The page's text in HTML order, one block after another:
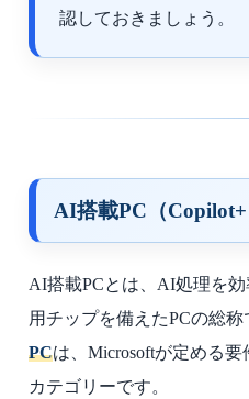
認しておきましょう。
AI搭載PC（Copilot+
AI搭載PCとは、AI処理を
用チップを備えたPCの総
PCは、Microsoftが定める要
カテゴリーです。